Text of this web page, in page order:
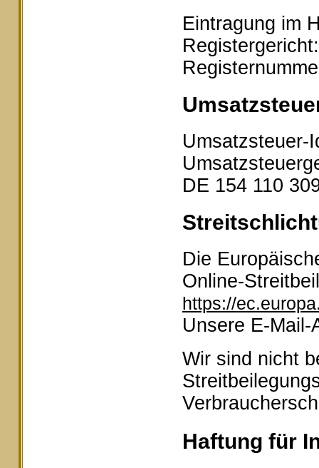
Eintragung im
Umsatzsteuer-
DE 154 110
Die
Online-
https://
Unsere E-
Wir sind nicht
Haftung für